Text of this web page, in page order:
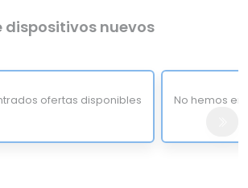
dispositivos nuevos
ofertas disponibles No hemos